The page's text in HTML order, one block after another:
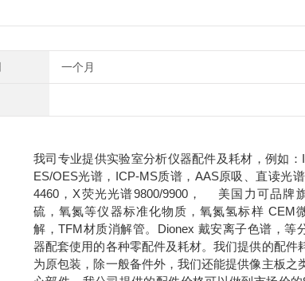
一个月
我司专业提供实验室分析仪器配件及耗材，例如：
ES/OES光谱，ICP-MS质谱，AAS原吸、直读光
4460，X荧光光谱9800/9900， 美国力可品牌
硫，氧氮等仪器标准化物质，氧氮氢标样 CEM
解，TFM材质消解管。Dionex 戴安离子色谱，等
器配套使用的各种零配件及耗材。我们提供的配件
为原包装，除一般备件外，我们还能提供像主板之